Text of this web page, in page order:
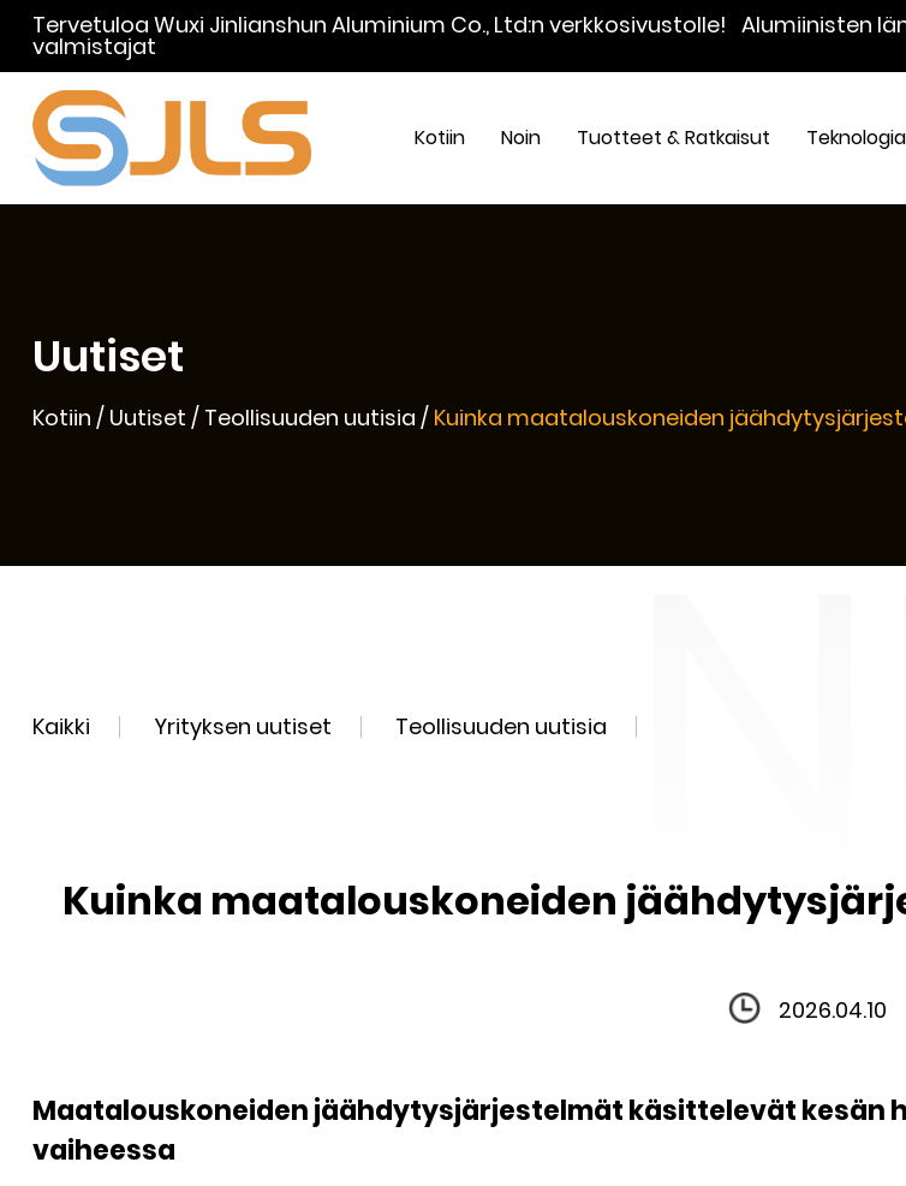
Tervetuloa Wuxi Jinlianshun Aluminium Co., Ltd:n verkkosivustolle! Alumiinisten
valmistajat
Kotiin Noin Tuotteet & Ratkaisut
Uutiset
Kotiin / Uutiset / Teollisuuden uutisia / Kuinka maatalouskoneiden
Kaikki Yrityksen uutiset Teollisuuden uutisia
Kuinka maatalouskoneiden
2026.04.10
Maatalouskoneiden jäähdytysjärjestelmät käsittelevät kesän
vaiheessa